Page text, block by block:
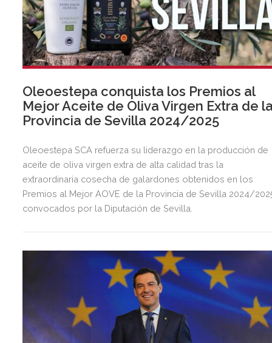
Oleoestepa conquista los Premios al
Mejor Aceite de Oliva Virgen Extra de
Provincia de Sevilla 2024/2025
Oleoestepa SCA refuerza su liderazgo en la producción de
aceite de oliva virgen extra de alta calidad tras la
extraordinaria cosecha de galardones obtenidos en los
Premios al Mejor AOVE de la Provincia de Sevilla 2024/
convocados por la Diputación de Sevilla.